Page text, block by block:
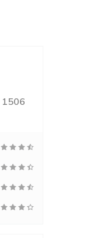
1506